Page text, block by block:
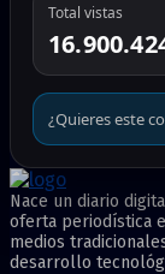
Total vistas
¿Quieres este
Nace un diario
oferta periodística
medios
desarrollo